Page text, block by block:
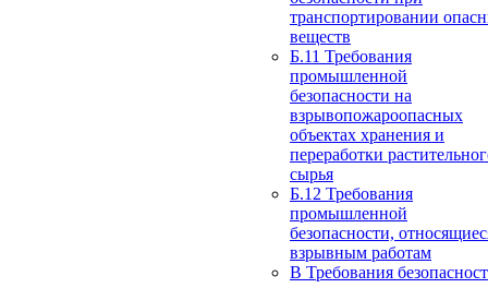
транспортировании
веществ
Б.11 Требования
промышленной
безопасности на
взрывопожароопасных
объектах хранения и
переработки
сырья
Б.12 Требования
промышленной
безопасности,
взрывным работам
В Требования